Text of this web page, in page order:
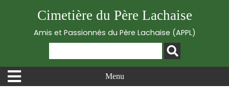
Cimetière du Père Lachaise
Amis et Passionnés du Père Lachaise (APPL)
Menu